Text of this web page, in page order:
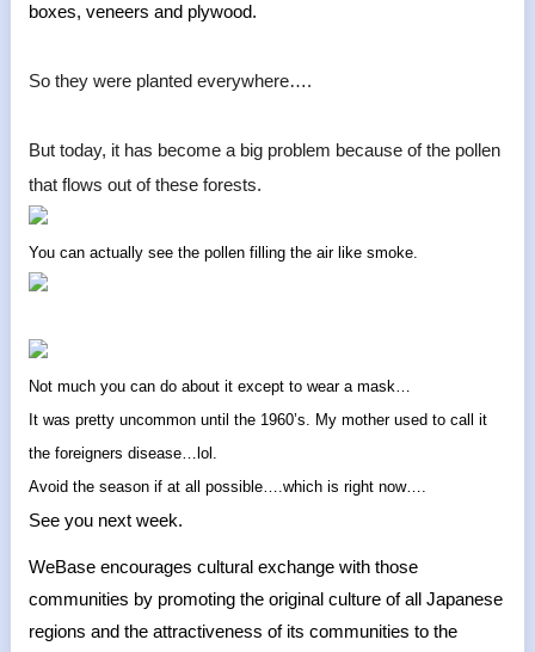
boxes, veneers and plywood.
So they were planted everywhere….
But today, it has become a big problem because of the pollen
that flows out of these forests.
You can actually see the pollen filling the air like smoke.
Not much you can do about it except to wear a mask…
It was pretty uncommon until the 1960’s. My mother used to call it
the foreigners disease…lol.
Avoid the season if at all possible….which is right now….
See you next week.
WeBase encourages cultural exchange with those
communities by promoting the original culture of all Japanese
regions and the attractiveness of its communities to the